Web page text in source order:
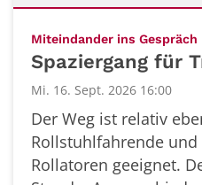
Miteindander ins
Spaziergang für
Mi. 16. Sept. 2026 16:00
Der Weg ist relativ
Rollstuhlfahrende
Rollatoren geeignet.